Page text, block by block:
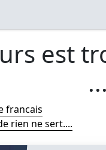
est
...
francais
rien ne sert....